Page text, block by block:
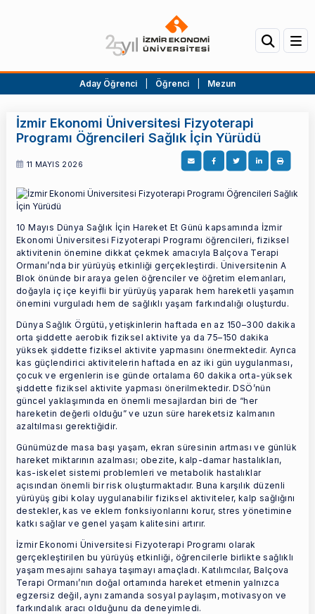
Aday Öğrenci Öğrenci Mezun
İzmir Ekonomi Üniversitesi Fizyoterapi
Programı Öğrencileri Sağlık İçin Yürüdü
11 MAYIS 2026
10 Mayıs DünyaSağlık İçin Hareket Et Günü kapsamında İzmir
Ekonomi Üniversitesi Fizyoterapi Programı öğrencileri, fiziksel
aktivitenin önemine dikkat çekmek amacıyla Balçova Terapi
Ormanı’nda bir yürüyüş etkinliği gerçekleştirdi. Üniversitenin A
Blok önünde bir araya gelen öğrenciler ve öğretim elemanları,
doğayla iç içe keyifli bir yürüyüş yaparak hem hareketli yaşamın
önemini vurguladı hem de sağlıklı yaşam farkındalığı oluşturdu.
DünyaSağlık Örgütü, yetişkinlerin haftada en az 150–300 dakika
orta şiddette aerobik fiziksel aktivite ya da 75–150 dakika
yüksek şiddette fiziksel aktivite yapmasını önermektedir. Ayrıca
kas güçlendirici aktivitelerin haftada en az iki gün uygulanması,
çocuk ve ergenlerin ise günde ortalama 60 dakika orta-yüksek
şiddette fiziksel aktivite yapması önerilmektedir. DSÖ’nün
güncel yaklaşımında en önemli mesajlardan biri de “her
hareketin değerli olduğu” ve uzun süre hareketsiz kalmanın
azaltılması gerektiğidir.
Günümüzde masa başı yaşam, ekran süresinin artması ve günlük
hareket miktarının azalması; obezite, kalp-damar hastalıkları,
kas-iskelet sistemi problemleri ve metabolik hastalıklar
açısından önemli bir risk oluşturmaktadır. Buna karşılık düzenli
yürüyüş gibi kolay uygulanabilir fiziksel aktiviteler, kalp sağlığını
destekler, kas ve eklem fonksiyonlarını korur, stres yönetimine
katkısağlar ve genel yaşam kalitesini artırır.
İzmir Ekonomi Üniversitesi Fizyoterapi Programı olarak
gerçekleştirilen bu yürüyüş etkinliği, öğrencilerle birliktesağlıklı
yaşam mesajını sahaya taşımayı amaçladı. Katılımcılar, Balçova
Terapi Ormanı’nın doğal ortamında hareket etmenin yalnızca
egzersiz değil, aynı zamanda sosyal paylaşım, motivasyon ve
farkındalık aracı olduğunu da deneyimledi.